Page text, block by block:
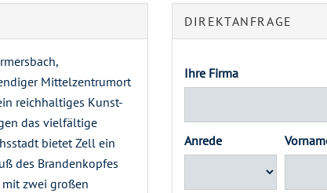
Mittelzentrumort
reichhaltiges Kunst-
das vielfältige
bietet Zell ein
des Brandenkopfes
mit zwei großen
DIREKTANFRAGE
Ihre Firma
Anrede